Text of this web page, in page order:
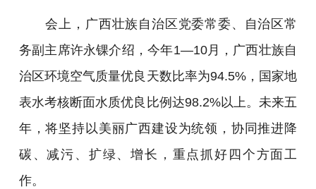
会上，广西壮族自治区党委常委、自治区常
务副主席许永锞介绍，今年1—10月，广西壮族自
治区环境空气质量优良天数比率为94.5%，国家地
表水考核断面水质优良比例达98.2%以上。未来五
年，将坚持以美丽广西建设为统领，协同推进降
碳、减污、扩绿、增长，重点抓好四个方面工
作。